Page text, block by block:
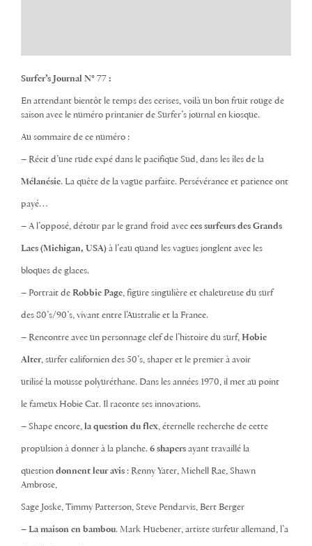
Surfer’s Journal N° 77 :
En attendant bientôt le temps des cerises, voilà un bon fruit rouge de
saison avec le numéro printanier de Surfer’s journal en kiosque.
Au sommaire de ce numéro :
– Récit d’une rude expé dans le pacifique Sud, dans les îles de la
Mélanésie. La quête de la vague parfaite. Persévérance et patience ont
payé…
– A l’opposé, détour par le grand froid avec ces surfeurs des Grands
Lacs (Michigan, USA) à l’eau quand les vagues jonglent avec les
bloques de glaces.
– Portrait de Robbie Page, figure singulière et chaleureuse du surf
des 80’s/90’s, vivant entre l’Australie et la France.
– Rencontre avec un personnage clef de l’histoire du surf, Hobie
Alter, surfer californien des 50’s, shaper et le premier à avoir
utilisé la mousse polyuréthane. Dans les années 1970, il met au point
le fameux Hobie Cat. Il raconte ses innovations.
– Shape encore, la question du flex, éternelle recherche de cette
propulsion à donner à la planche. 6 shapers ayant travaillé la
question donnent leur avis : Renny Yater, Michell Rae, Shawn
Ambrose,
Sage Joske, Timmy Patterson, Steve Pendarvis, Bert Berger
– La maison en bambou. Mark Huebener, artiste surfeur allemand, l’a